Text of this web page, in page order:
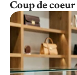
Coup de